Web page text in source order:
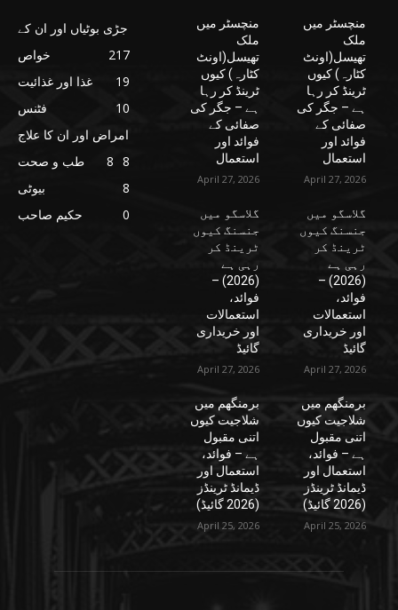
منچسٹر میں
ملک
تھیسل(اونٹ
کٹارہ) کیوں
ٹرینڈ کر رہا
ہے – جگر کی
صفائی کے
فوائد اور
استعمال
April 27, 2026
گلاسگو میں
جنسنگ کیوں
ٹرینڈ کر
رہی ہے
(2026) –
فوائد،
استعمالات
اور خریداری
گائیڈ
April 27, 2026
برمنگھم میں
شلاجیت کیوں
اتنی مقبول
ہے – فوائد،
استعمال اور
ڈیمانڈ ٹرینڈز
(2026 گائیڈ)
April 25, 2026
منچسٹر میں
ملک
تھیسل(اونٹ
کٹارہ) کیوں
ٹرینڈ کر رہا
ہے – جگر کی
صفائی کے
فوائد اور
استعمال
April 27, 2026
گلاسگو میں
جنسنگ کیوں
ٹرینڈ کر
رہی ہے
(2026) –
فوائد،
استعمالات
اور خریداری
گائیڈ
April 27, 2026
برمنگھم میں
شلاجیت کیوں
اتنی مقبول
ہے – فوائد،
استعمال اور
ڈیمانڈ ٹرینڈز
(2026 گائیڈ)
April 25, 2026
جڑی بوٹیاں اور ان کے
خواص
217
غذا اور غذائیت
19
فٹنس
10
امراض اور ان کا علاج
8
طب و صحت
8
بیوٹی
8
حکیم صاحب
0